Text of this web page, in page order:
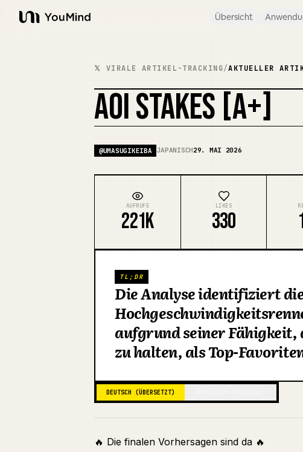
YouMind
Übersicht
𝕏 VIRALE ARTIKEL-TRACKING/AKTUELLER
AOI STAKES [A+]
@UMASUGIKEIBA JAPANISCH29. MAI 2026
AUFRUFE
221K
LIKES
330
TL;DR
Die Analyse identifiziert
aufgrund seiner Fähigkeit,
zu halten, als Top-
DEUTSCH (ÜBERSETZT)
🔥 Die finalen Vorhersagen sind da 🔥